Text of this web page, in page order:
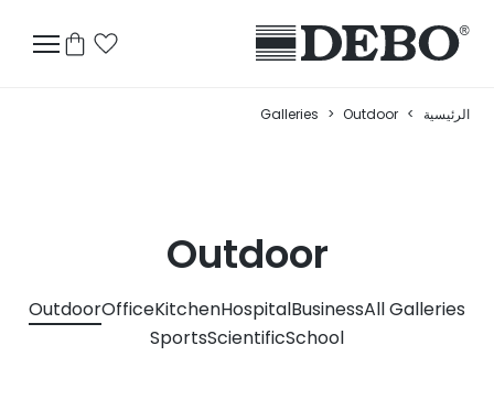
الرئيسية >
Galleries > Outdoor
Outdoor
All Galleries
Business
Hospital
Kitchen
Office
Outdoor
School
Scientific
Sports